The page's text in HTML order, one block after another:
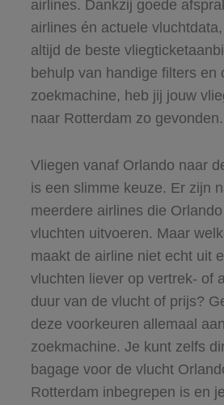
airlines. Dankzij goede
airlines én actuele
altijd de beste
behulp van handige filters en
zoekmachine, heb jij jouw
naar Rotterdam zo gevonden.
Vliegen vanaf Orlando naar
is een slimme keuze. Er zijn
meerdere airlines die
vluchten uitvoeren. Maar
maakt de airline niet echt uit
vluchten liever op vertrek- of
duur van de vlucht of prijs?
deze voorkeuren allemaal
zoekmachine. Je kunt zelfs
bagage voor de vlucht
Rotterdam inbegrepen is en